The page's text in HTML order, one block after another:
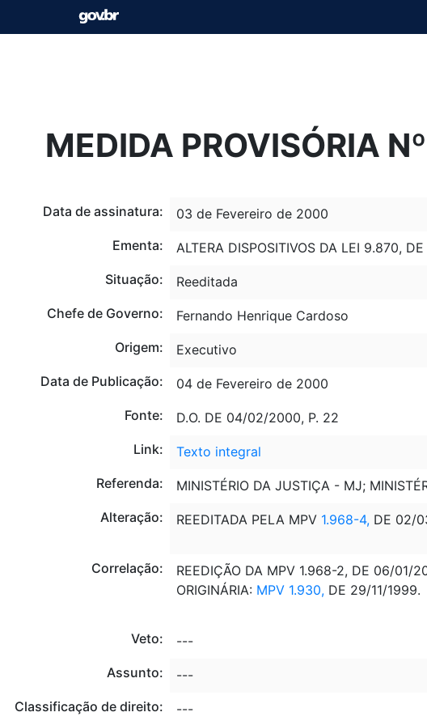
MEDIDA PROVISÓRIA
Data de assinatura:
03 de Fevereiro de 2000
Ementa:
ALTERA DISPOSITIVOS DA LEI 9.870,
Situação:
Reeditada
Chefe de Governo:
Fernando Henrique Cardoso
Origem:
Executivo
Data de Publicação:
04 de Fevereiro de 2000
Fonte:
D.O. DE 04/02/2000, P. 22
Link:
Texto integral
Referenda:
MINISTÉRIO DA JUSTIÇA - MJ;
Alteração:
REEDITADA PELA MPV 1.968-4,DE 02/
Correlação:
REEDIÇÃO DA MPV 1.968-2, DE 06/01/
ORIGINÁRIA: MPV 1.930,DE 29/11/1999.
Veto:
---
Assunto:
---
Classificação de direito:
---